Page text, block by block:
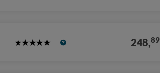
5
248,89